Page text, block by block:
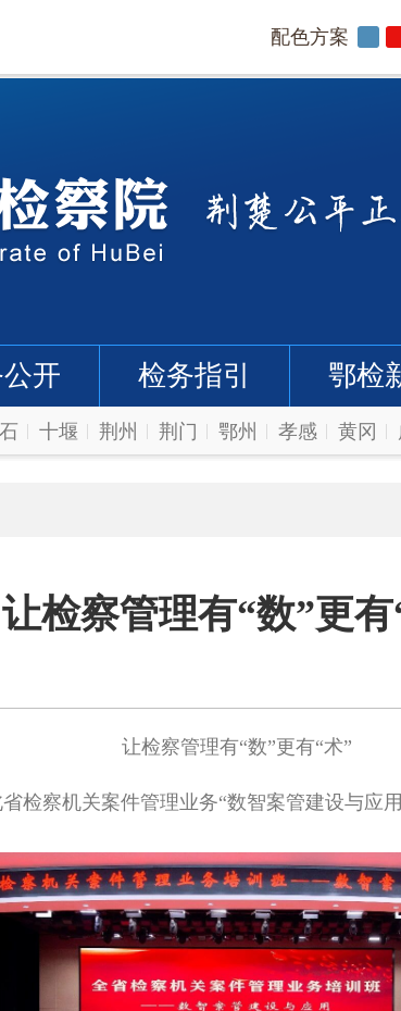
配色方案
开 检务指引 鄂检
十堰 荆州 荆门 鄂州 孝感 黄冈
让检察管理有“数”更有
让检察管理有“数”更有“术”
检察机关案件管理业务“数智案管建设与应用